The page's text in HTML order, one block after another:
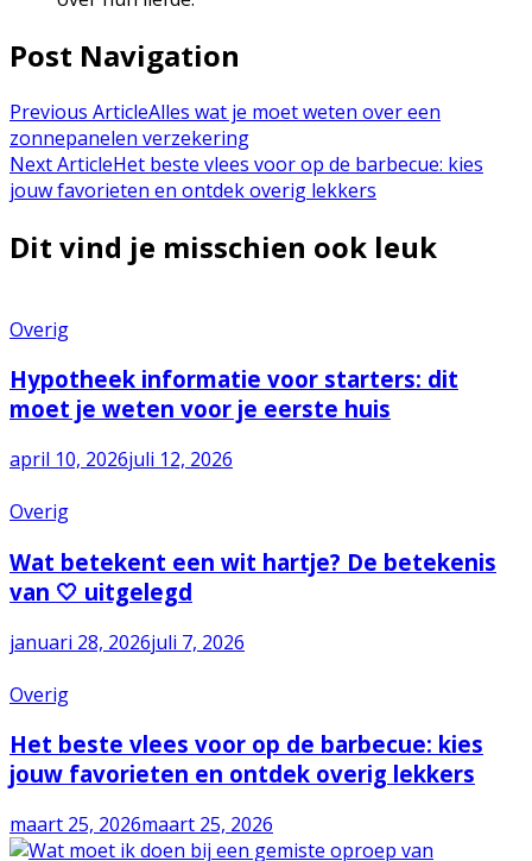
Post Navigation
Previous ArticleAlles wat je moet weten over een
zonnepanelen verzekering
Next ArticleHet beste vlees voor op de barbecue: kies
jouw favorieten en ontdek overig lekkers
Dit vind je misschien ook leuk
Overig
Hypotheek informatie voor starters: dit
moet je weten voor je eerste huis
april 10, 2026juli 12, 2026
Overig
Wat betekent een wit hartje? De betekenis
van 🤍 uitgelegd
januari 28, 2026juli 7, 2026
Overig
Het beste vlees voor op de barbecue: kies
jouw favorieten en ontdek overig lekkers
maart 25, 2026maart 25, 2026